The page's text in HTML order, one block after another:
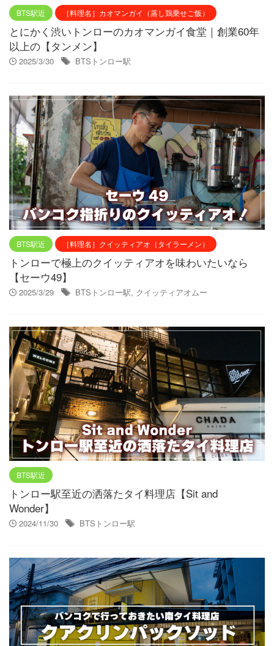
BTS駅近 ［料理名］カオマンガイ（蒸し鶏乗せご飯）
とにかく渋いトンローのカオマンガイ食堂｜創業60年
以上の【タンメン】
2025/3/30 BTSトンロー駅
BTS駅近 ［料理名］クイッティアオ（タイラーメン）
トンローで極上のクイッティアオを味わいたいなら
【セーウ49】
2025/3/29 BTSトンロー駅, クイッティアオムー
BTS駅近
トンロー駅至近の洒落たタイ料理店【Sit and
Wonder】
2024/11/30 BTSトンロー駅